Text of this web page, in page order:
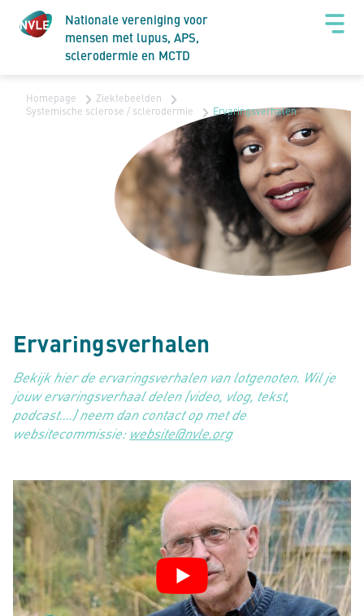
Nationale vereniging voor
mensen met lupus, APS,
sclerodermie en MCTD
Homepage
Ziektebeelden
Systemische sclerose / sclerodermie
Ervaringsverhalen
Ervaringsverhalen
Bekijk hier de ervaringsverhalen van lotgenoten. Wil je
jouw ervaringsverhaal delen (video, vlog, tekst,
podcast….) neem dan contact op met de
websitecommissie: website@nvle.org